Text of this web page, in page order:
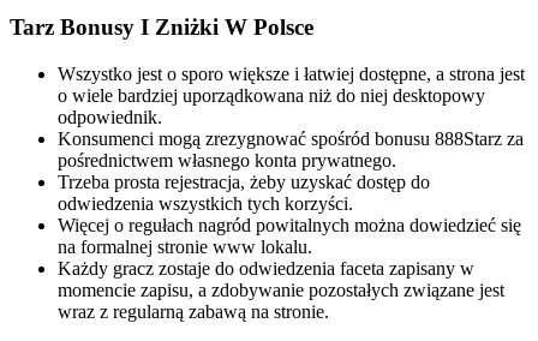
Tarz Bonusy I Zniżki W Polsce
Wszystko jest o sporo większe i łatwiej dostępne, a strona jest
o wiele bardziej uporządkowana niż do niej desktopowy
odpowiednik.
Konsumenci mogą zrezygnować spośród bonusu 888Starz za
pośrednictwem własnego konta prywatnego.
Trzeba prosta rejestracja, żeby uzyskać dostęp do
odwiedzenia wszystkich tych korzyści.
Więcej o regułach nagród powitalnych można dowiedzieć się
na formalnej stronie www lokalu.
Każdy gracz zostaje do odwiedzenia faceta zapisany w
momencie zapisu, a zdobywanie pozostałych związane jest
wraz z regularną zabawą na stronie.